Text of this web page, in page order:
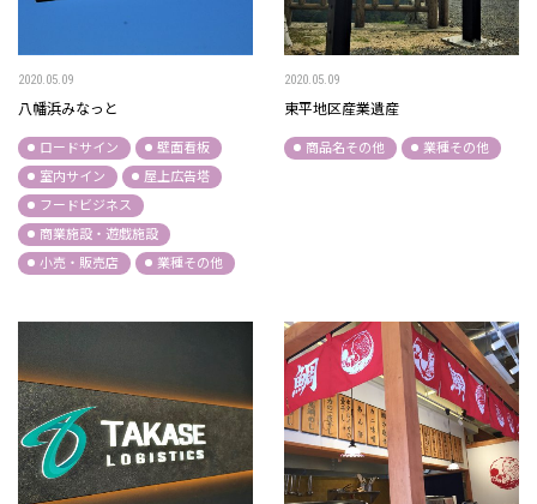
2020.05.09
八幡浜みなっと
ロードサイン
壁面看板
室内サイン
屋上広告塔
フードビジネス
商業施設・遊戯施設
小売・販売店
業種その他
2020.05.09
東平地区産業遺産
商品名その他 業種その他